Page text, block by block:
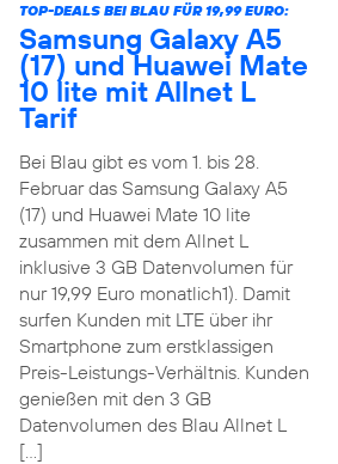
TOP-DEALS BEI BLAU FÜR 19,99 EURO:
Samsung Galaxy A5
(17) und Huawei Mate
10 lite mit Allnet L
Tarif
Bei Blau gibt es vom 1. bis 28.
Februar das Samsung Galaxy A5
(17) und Huawei Mate 10 lite
zusammen mit dem Allnet L
inklusive 3 GB Datenvolumen für
nur 19,99 Euro monatlich1). Damit
surfen Kunden mit LTE über ihr
Smartphone zum erstklassigen
Preis-Leistungs-Verhältnis. Kunden
genießen mit den 3 GB
Datenvolumen des Blau Allnet L
[…]